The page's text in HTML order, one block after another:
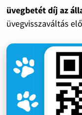
üvegbetét díj az
üvegvisszaváltás